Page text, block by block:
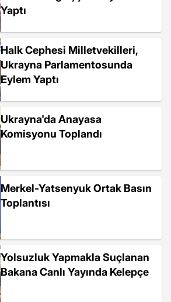
Yaptı
Halk Cephesi Milletvekilleri,
Ukrayna Parlamentosunda
Eylem Yaptı
Ukrayna'da Anayasa
Komisyonu Toplandı
Merkel-Yatsenyuk Ortak Basın
Toplantısı
Yolsuzluk Yapmakla Suçlanan
Bakana Canlı Yayında Kelepçe